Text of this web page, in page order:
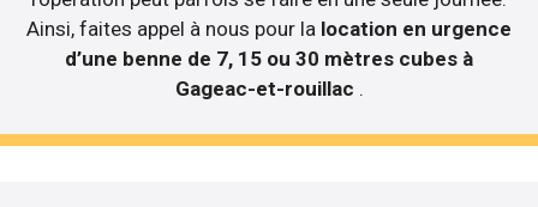
Ainsi, faites appel à nous pour la location en urgence
d’une benne de 7, 15 ou 30 mètres cubes à
Gageac-et-rouillac .